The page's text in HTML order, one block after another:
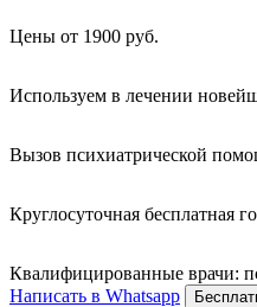
Цены от 1900 руб.
Используем в лечении
Вызов психиатрической
Круглосуточная бесплатная
Квалифицированные врачи:
Написать в Whatsapp